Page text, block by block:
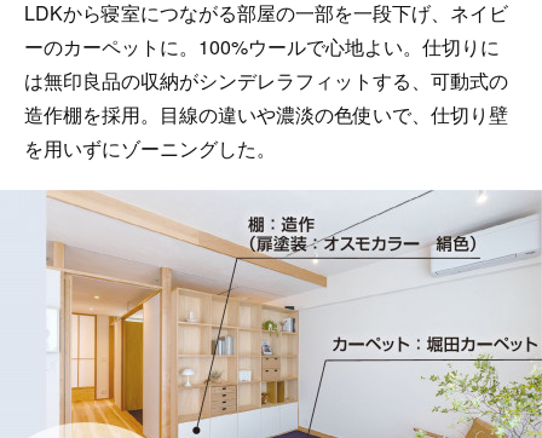
LDKから寝室につながる部屋の一部を一段下げ、ネイビ
ーのカーペットに。100%ウールで心地よい。仕切りに
は無印良品の収納がシンデレラフィットする、可動式の
造作棚を採用。目線の違いや濃淡の色使いで、仕切り壁
を用いずにゾーニングした。